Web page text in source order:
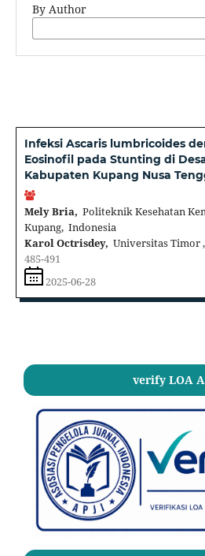
By Author
Infeksi Ascaris lumbricoides
Eosinofil pada Stunting di
Kabupaten Kupang Nusa
Mely Bria, Politeknik Kesehatan
Kupang, Indonesia
Karol Octrisdey, Universitas Timor
485-491
2025-06-28
verify LOA